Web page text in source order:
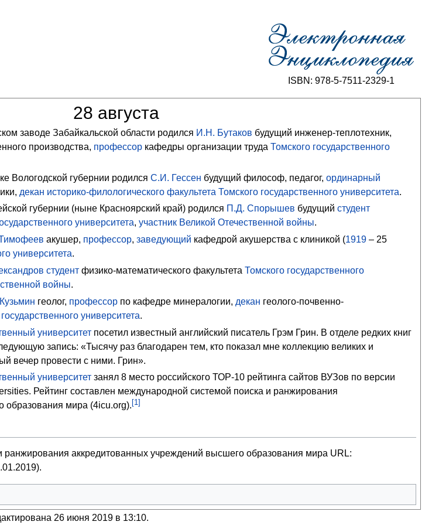
ISBN: 978-5-7511-2329-1
28 августа
заводе Забайкальской области родился И.Н. Бутаков будущий инженер-теплотехник,
производства, профессоркафедры организации труда Томского государственного
Вологодской губернии родился С.И. Гессен будущий философ, педагог, ординарный
декан историко-филологического факультета Томского государственного университета.
губернии (ныне Красноярский край) родился П.Д. Спорышев будущий студент
университета, участник Великой Отечественной войны.
акушер, профессор, заведующий кафедрой акушерства с клиникой (1919– 25
университета.
студентфизико-математического факультета Томского государственного
войны.
геолог, профессорпо кафедре минералогии, декан геолого-почвенно-
университета.
университетпосетил известный английский писатель Грэм Грин. В отделе редких книг
запись: «Тысячу раз благодарен тем, кто показал мне коллекцию великих и
вечер провести с ними. Грин».
университетзанял 8 место российского ТОР-10 рейтинга сайтов ВУЗов по версии
Рейтинг составлен международной системой поиска и ранжирования
образования мира (4icu.org). [1]
ранжирования аккредитованных учреждений высшего образования мира URL:
26 июня 2019 в 13:10.